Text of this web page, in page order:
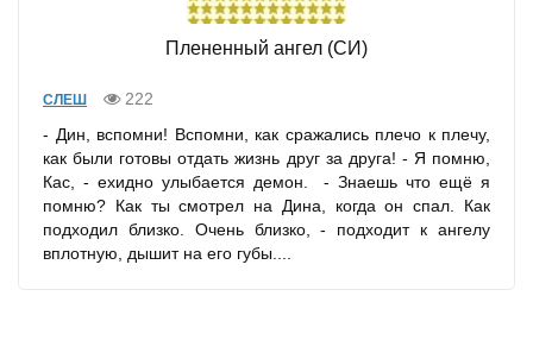
Плененный ангел (СИ)
СЛЕШ
222
- Дин, вспомни! Вспомни, как сражались плечо к плечу,
как были готовы отдать жизнь друг за друга! - Я помню,
Кас, - ехидно улыбается демон. - Знаешь что ещё я
помню? Как ты смотрел на Дина, когда он спал. Как
подходил близко. Очень близко, - подходит к ангелу
вплотную, дышит на его губы....